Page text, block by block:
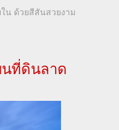
น ด้วยสีสันสวยงาม
ที่ดินลาด